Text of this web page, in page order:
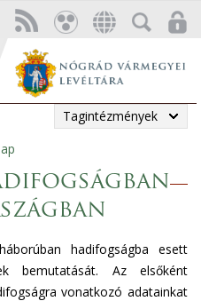
Tagintézmények
hadifogságba esett
bemutatását. Az elsőként
vonatkozó adatainkat